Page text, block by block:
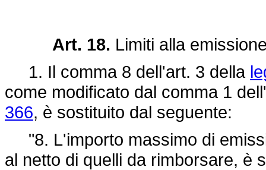
Art. 18. Limiti alla
1. Il comma 8 dell'art. 3 della
come modificato dal comma 1
366, è sostituito dal seguente:
"8. L'importo massimo di
al netto di quelli da rimborsare, è